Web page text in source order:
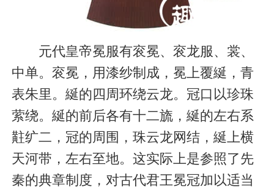
元代皇帝冕服有衮冕、衮龙服、裳、
中单。衮冕，用漆纱制成，冕上覆綖，青
表朱里。綖的四周环绕云龙。冠口以珍珠
萦绕。綖的前后各有十二旒，綖的左右系
黈纩二，冠的周围，珠云龙网结，綖上横
天河带，左右至地。这实际上是参照了先
秦的典章制度，对古代君王冕冠加以适当